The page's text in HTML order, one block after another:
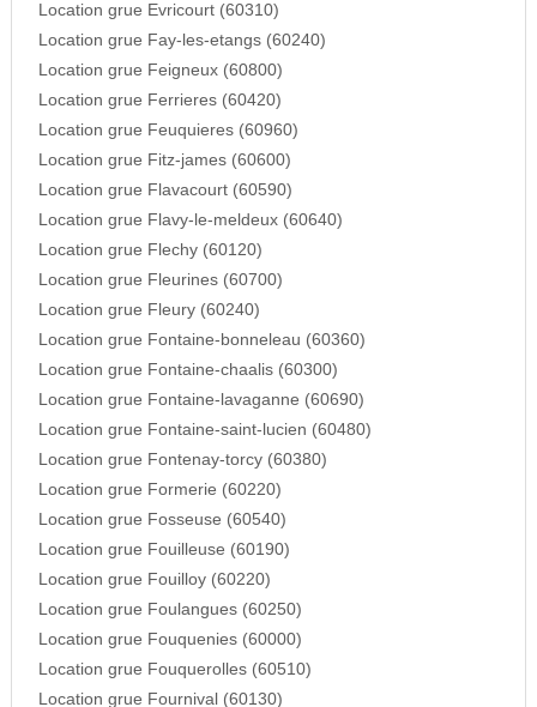
Location grue Evricourt (60310)
Location grue Fay-les-etangs (60240)
Location grue Feigneux (60800)
Location grue Ferrieres (60420)
Location grue Feuquieres (60960)
Location grue Fitz-james (60600)
Location grue Flavacourt (60590)
Location grue Flavy-le-meldeux (60640)
Location grue Flechy (60120)
Location grue Fleurines (60700)
Location grue Fleury (60240)
Location grue Fontaine-bonneleau (60360)
Location grue Fontaine-chaalis (60300)
Location grue Fontaine-lavaganne (60690)
Location grue Fontaine-saint-lucien (60480)
Location grue Fontenay-torcy (60380)
Location grue Formerie (60220)
Location grue Fosseuse (60540)
Location grue Fouilleuse (60190)
Location grue Fouilloy (60220)
Location grue Foulangues (60250)
Location grue Fouquenies (60000)
Location grue Fouquerolles (60510)
Location grue Fournival (60130)